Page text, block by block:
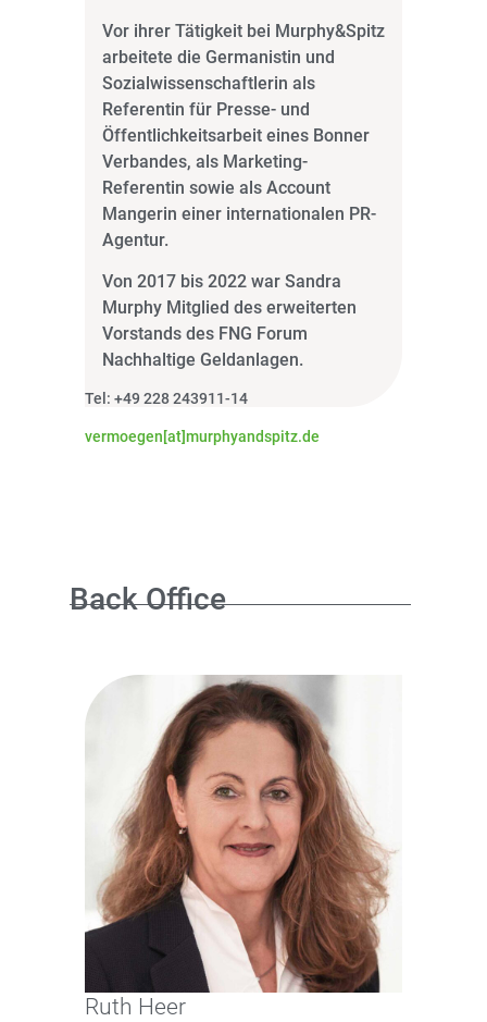
Vor ihrer Tätigkeit bei Murphy&Spitz
arbeitete die Germanistin und
Sozialwissenschaftlerin als
Referentin für Presse- und
Öffentlichkeitsarbeit eines Bonner
Verbandes, als Marketing-
Referentin sowie als Account
Mangerin einer internationalen PR-
Agentur.
Von 2017 bis 2022 war Sandra
Murphy Mitglied des erweiterten
Vorstands des FNG Forum
Nachhaltige Geldanlagen.
Tel: +49 228 243911-14
vermoegen[at]murphyandspitz.de
Back Office
Ruth Heer